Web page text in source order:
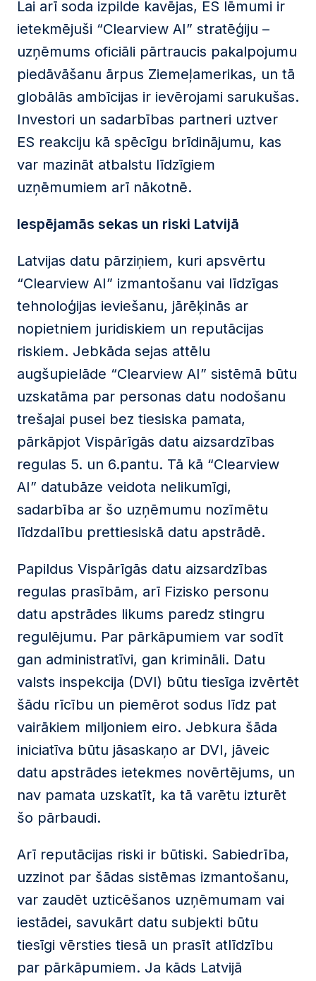
Lai arī soda izpilde kavējas, ES lēmumi ir
ietekmējuši “Clearview AI” stratēģiju –
uzņēmums oficiāli pārtraucis pakalpojumu
piedāvāšanu ārpus Ziemeļamerikas, un tā
globālās ambīcijas ir ievērojami sarukušas.
Investori un sadarbības partneri uztver
ES reakciju kā spēcīgu brīdinājumu, kas
var mazināt atbalstu līdzīgiem
uzņēmumiem arī nākotnē.
Iespējamās sekas un riski Latvijā
Latvijas datu pārziņiem, kuri apsvērtu
“Clearview AI” izmantošanu vai līdzīgas
tehnoloģijas ieviešanu, jārēķinās ar
nopietniem juridiskiem un reputācijas
riskiem. Jebkāda sejas attēlu
augšupielāde “Clearview AI” sistēmā būtu
uzskatāma par personas datu nodošanu
trešajai pusei bez tiesiska pamata,
pārkāpjot Vispārīgās datu aizsardzības
regulas 5. un 6.pantu. Tā kā “Clearview
AI” datubāze veidota nelikumīgi,
sadarbība ar šo uzņēmumu nozīmētu
līdzdalību prettiesiskā datu apstrādē.
Papildus Vispārīgās datu aizsardzības
regulas prasībām, arī Fizisko personu
datu apstrādes likums paredz stingru
regulējumu. Par pārkāpumiem var sodīt
gan administratīvi, gan krimināli. Datu
valsts inspekcija (DVI) būtu tiesīga izvērtēt
šādu rīcību un piemērot sodus līdz pat
vairākiem miljoniem eiro. Jebkura šāda
iniciatīva būtu jāsaskaņo ar DVI, jāveic
datu apstrādes ietekmes novērtējums, un
nav pamata uzskatīt, ka tā varētu izturēt
šo pārbaudi.
Arī reputācijas riski ir būtiski. Sabiedrība,
uzzinot par šādas sistēmas izmantošanu,
var zaudēt uzticēšanos uzņēmumam vai
iestādei, savukārt datu subjekti būtu
tiesīgi vērsties tiesā un prasīt atlīdzību
par pārkāpumiem. Ja kāds Latvijā